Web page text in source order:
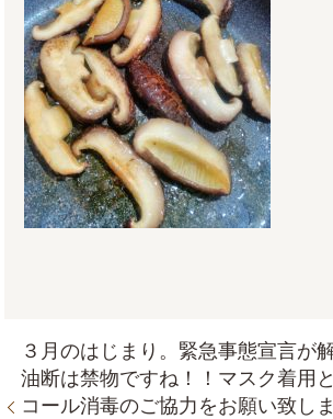
３月のはじまり。緊急事態宣言が
油断は禁物ですね！！マスク着用
コール消毒のご協力をお願い致し